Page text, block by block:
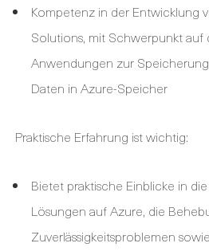
Kompetenz in der Entwicklung
Solutions, mit Schwerpunkt auf
Anwendungen zur
Daten in Azure-Speicher
Praktische Erfahrung ist wichtig:
Bietet praktische Einblicke in
Lösungen auf Azure, die
Zuverlässigkeitsproblemen